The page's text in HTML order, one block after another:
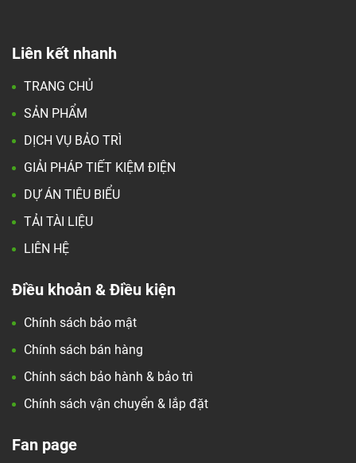
Liên kết nhanh
TRANG CHỦ
SẢN PHẨM
DỊCH VỤ BẢO TRÌ
GIẢI PHÁP TIẾT KIỆM ĐIỆN
DỰ ÁN TIÊU BIỂU
TẢI TÀI LIỆU
LIÊN HỆ
Điều khoản & Điều kiện
Chính sách bảo mật
Chính sách bán hàng
Chính sách bảo hành & bảo trì
Chính sách vận chuyển & lắp đặt
Fan page